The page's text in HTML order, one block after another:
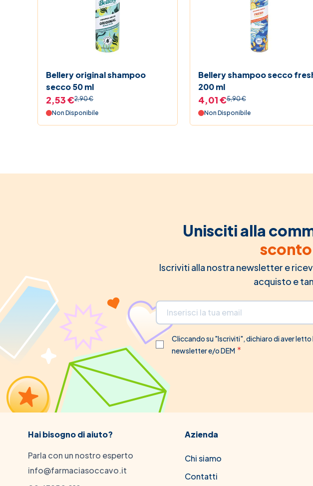
Bellery original shampoo
secco 50 ml
2,53 €2,90 €
Non Disponibile
Bellery shampoo secco
200 ml
4,01 €5,90 €
Non Disponibile
Unisciti alla
Iscriviti alla nostra newsletter e
acquisto e
Indirizzo email
Cliccando su "Iscriviti", dichiaro di aver letto
newsletter e/o DEM
Hai bisogno di aiuto?
Parla con un nostro esperto
info@farmaciasoccavo.it
Azienda
Chi siamo
Contatti